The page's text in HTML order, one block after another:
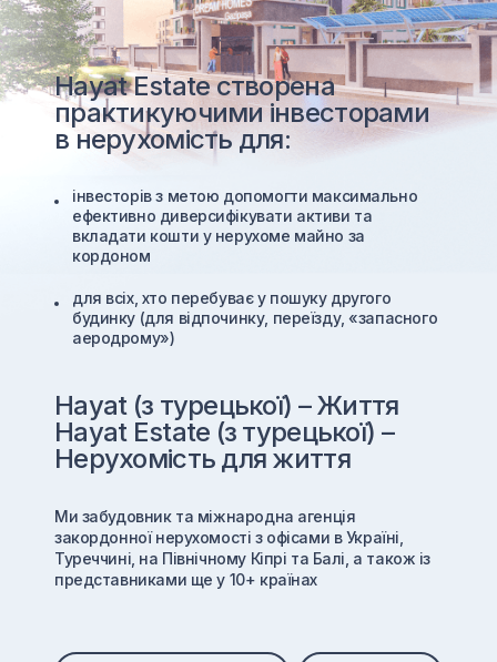
Hayat Estate створена
практикуючими інвесторами
в нерухомість для:
інвесторів з метою допомогти максимально
ефективно диверсифікувати активи та
вкладати кошти у нерухоме майно за
кордоном
для всіх, хто перебуває у пошуку другого
будинку (для відпочинку, переїзду, «запасного
аеродрому»)
Hayat (з турецької) – Життя
Hayat Estate (з турецької) –
Нерухомість для життя
Ми забудовник та міжнародна агенція
закордонної нерухомості з офісами в Україні,
Туреччині, на Північному Кіпрі та Балі, а також із
представниками ще у 10+ країнах